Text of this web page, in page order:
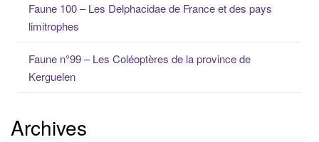
Faune 100 – Les Delphacidae de France et des pays
limitrophes
Faune n°99 – Les Coléoptères de la province de
Kerguelen
Archives